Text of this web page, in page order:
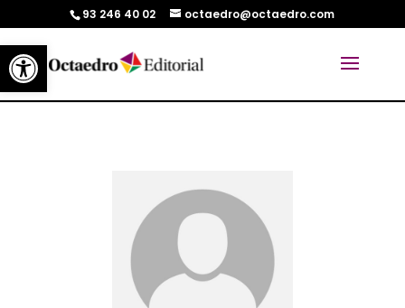
Abrir barra de herramientas
93 246 40 02 octaedro@octaedro.com